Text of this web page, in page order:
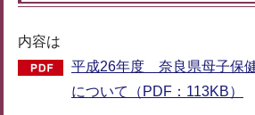
内容は
平成26年度 奈良県母子保
について（PDF：113KB）